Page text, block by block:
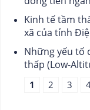
Kinh tế tầm
xã của tỉnh
Những yếu tố
thấp (Low-
1 2 3